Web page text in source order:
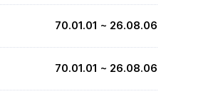
70.01.01 ~ 26.08.06
70.01.01 ~ 26.08.06